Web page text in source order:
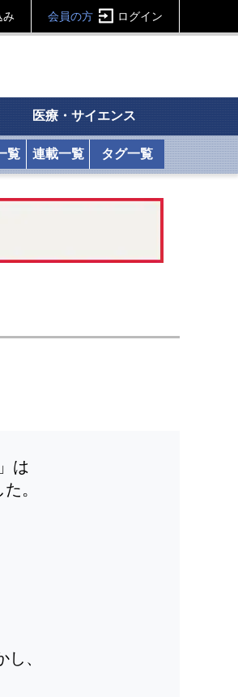
み 会員の方 ログイン
医療・サイエンス
覧 連載一覧 タグ一覧
は
。
、